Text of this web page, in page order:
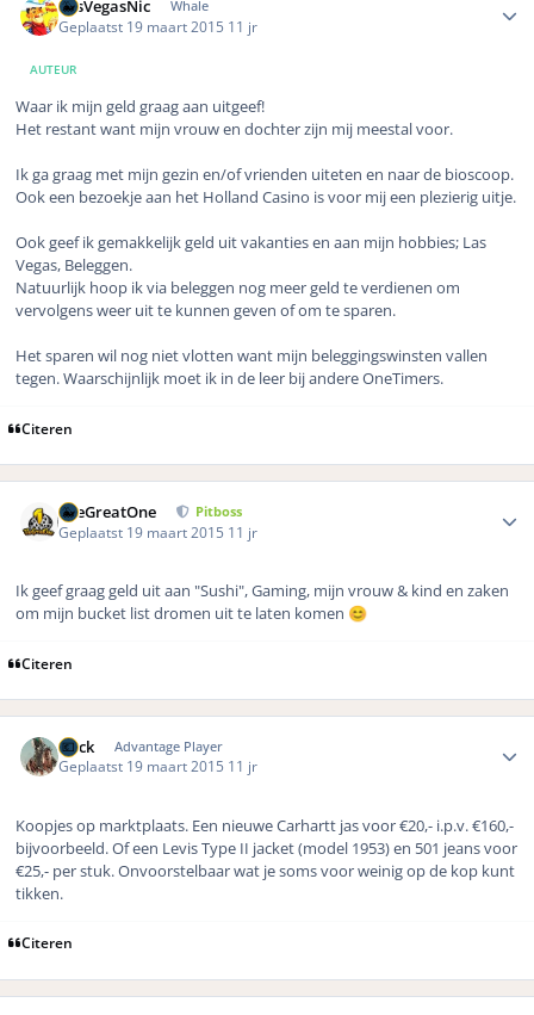
LasVegasNic Whale
Geplaatst 19 maart 2015 11 jr
AUTEUR
Waar ik mijn geld graag aan uitgeef!
Het restant want mijn vrouw en dochter zijn mij meestal voor.
Ik ga graag met mijn gezin en/of vrienden uiteten en naar de bioscoop.
Ook een bezoekje aan het Holland Casino is voor mij een plezierig uitje.
Ook geef ik gemakkelijk geld uit vakanties en aan mijn hobbies; Las
Vegas, Beleggen.
Natuurlijk hoop ik via beleggen nog meer geld te verdienen om
vervolgens weer uit te kunnen geven of om te sparen.
Het sparen wil nog niet vlotten want mijn beleggingswinsten vallen
tegen. Waarschijnlijk moet ik in de leer bij andere OneTimers.
Citeren
TheGreatOne Pitboss
Geplaatst 19 maart 2015 11 jr
Ik geef graag geld uit aan "Sushi", Gaming, mijn vrouw & kind en zaken
om mijn bucket list dromen uit te laten komen 😊
Citeren
Buck Advantage Player
Geplaatst 19 maart 2015 11 jr
Koopjes op marktplaats. Een nieuwe Carhartt jas voor €20,- i.p.v. €160,-
bijvoorbeeld. Of een Levis Type II jacket (model 1953) en 501 jeans voor
€25,- per stuk. Onvoorstelbaar wat je soms voor weinig op de kop kunt
tikken.
Citeren